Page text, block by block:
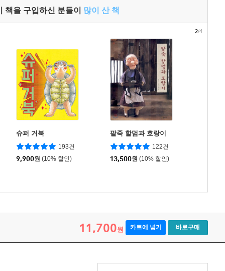
책을 구입하신 분들이 많이 산 책
슈퍼 거북
193건
9,900원 (10% 할인)
팥죽 할멈과 호랑이
122건
13,500원 (10% 할인)
2/4
11,700원 카트에 넣기 바로구매